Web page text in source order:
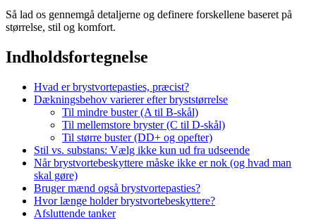
Så lad os gennemgå detaljerne og definere forskellene baseret på
størrelse, stil og komfort.
Indholdsfortegnelse
Hvad er brystvortepasties, præcist?
Dækningsbehov varierer efter bryststørrelse
Til mindre buster (A til B-skål)
Til mellemstore bryster (C til D-skål)
Til større buster (DD+ og opefter)
Stil vs. substans: Vælg ikke kun ud fra udseende
Når brystvortebeskyttere måske ikke er nok (og hvad man
skal gøre)
Bruger mænd også brystvortepasties?
Hvor længe holder brystvortebeskyttere?
Afsluttende tanker